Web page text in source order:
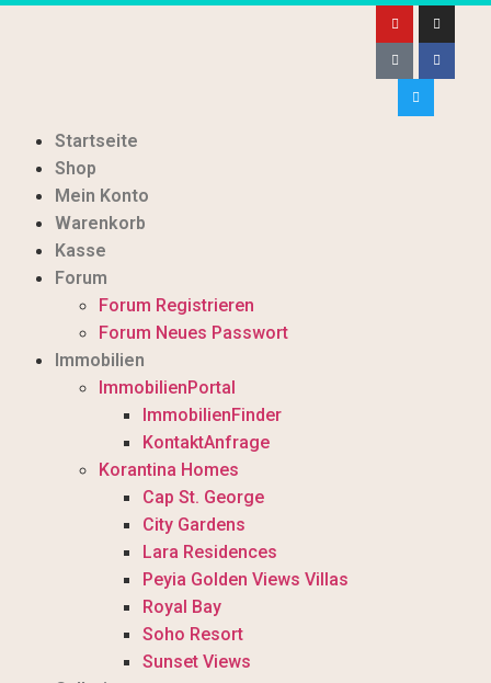
Startseite
Shop
Mein Konto
Warenkorb
Kasse
Forum
Forum Registrieren
Forum Neues Passwort
Immobilien
ImmobilienPortal
ImmobilienFinder
KontaktAnfrage
Korantina Homes
Cap St. George
City Gardens
Lara Residences
Peyia Golden Views Villas
Royal Bay
Soho Resort
Sunset Views